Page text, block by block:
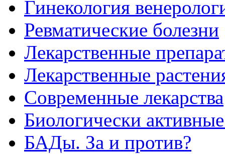
Гинекология
Ревматические болезни
Лекарственные
Лекарственные
Современные лекарства
Биологически
БАДы. За и против?